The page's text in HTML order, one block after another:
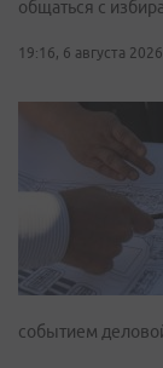
общаться с
19:16, 6 августа 2026
событием